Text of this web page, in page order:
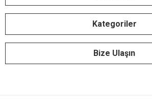
Kategoriler
Bize Ulaşın